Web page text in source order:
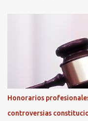
Honorarios
controversias